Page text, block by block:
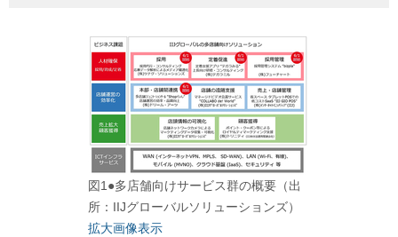
図1●多店舗向けサービス群の概要（出
所：IIJグローバルソリューションズ）
拡大画像表示